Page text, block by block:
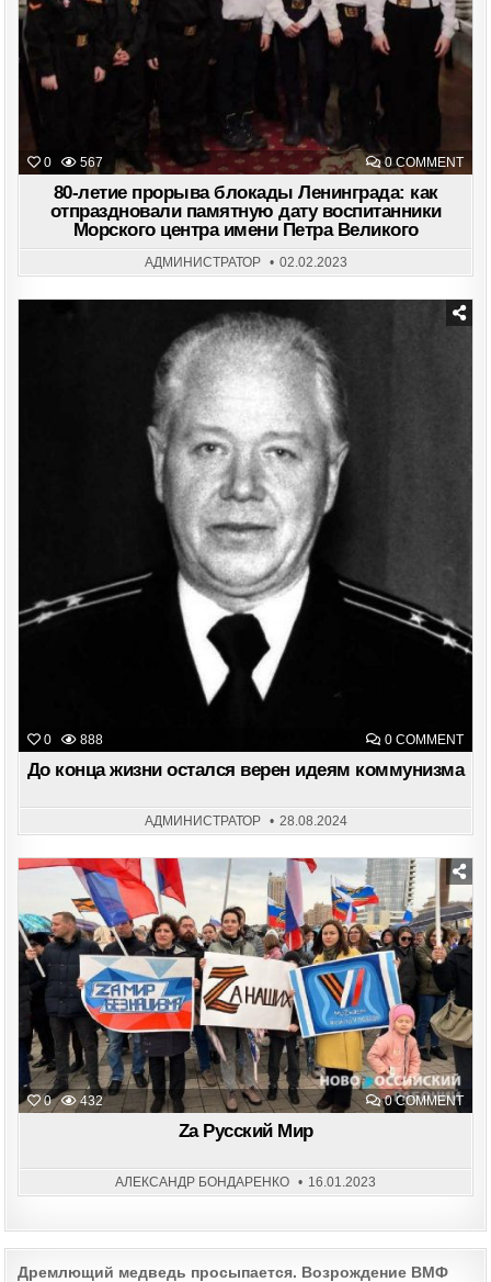
0 567 0 COMMENTON
80-
80-летие прорыва блокады Ленинграда: как
отпраздновали памятную дату воспитанники
Морского центра имени Петра Великого
АДМИНИСТРАТОР 02.02.2023
0 888 0 COMMENTON
ДО
Posted
in
До конца жизни остался верен идеям коммунизма
АДМИНИСТРАТОР 28.08.2024
0 432 0 COMMENTON
ZА
Posted
in
Zа Русский Мир
АЛЕКСАНДР БОНДАРЕНКО 16.01.2023
Дремлющий медведь просыпается. Возрождение ВМФ